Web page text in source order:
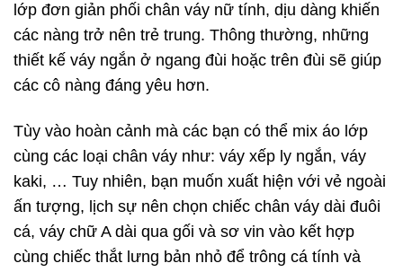
lớp đơn giản phối chân váy nữ tính, dịu dàng khiến
các nàng trở nên trẻ trung. Thông thường, những
thiết kế váy ngắn ở ngang đùi hoặc trên đùi sẽ giúp
các cô nàng đáng yêu hơn.
Tùy vào hoàn cảnh mà các bạn có thể mix áo lớp
cùng các loại chân váy như: váy xếp ly ngắn, váy
kaki, … Tuy nhiên, bạn muốn xuất hiện với vẻ ngoài
ấn tượng, lịch sự nên chọn chiếc chân váy dài đuôi
cá, váy chữ A dài qua gối và sơ vin vào kết hợp
cùng chiếc thắt lưng bản nhỏ để trông cá tính và